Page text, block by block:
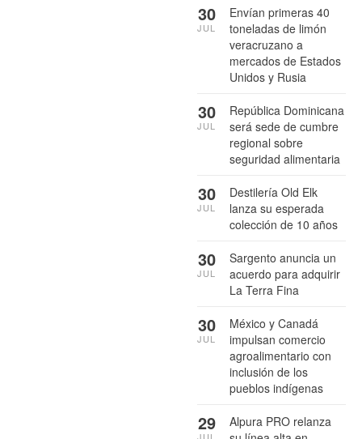
Envían primeras 40
toneladas de limón
veracruzano a
mercados de Estados
Unidos y Rusia
30
JUL
República Dominicana
será sede de cumbre
regional sobre
seguridad alimentaria
30
JUL
Destilería Old Elk
lanza su esperada
colección de 10 años
30
JUL
Sargento anuncia un
acuerdo para adquirir
La Terra Fina
30
JUL
México y Canadá
impulsan comercio
agroalimentario con
inclusión de los
pueblos indígenas
30
JUL
Alpura PRO relanza
29